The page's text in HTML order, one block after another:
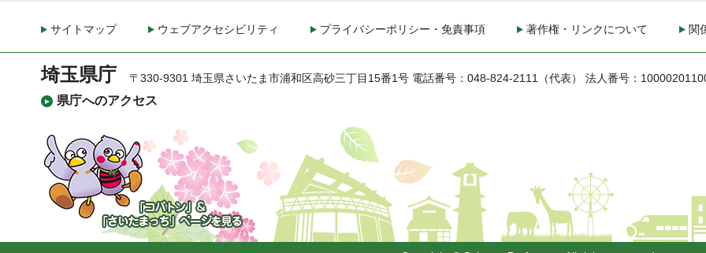
サイトマップ ウェブアクセシビリティ プライバシーポリシー・免責事項 著作権・リンクについて 関
埼玉県庁
県庁へのアクセス
〒330-9301 埼玉県さいたま市浦和区高砂三丁目15番1号 電話番号：048-824-2111（代表） 法人番号：
「コバトン」&「さいた
まっち」